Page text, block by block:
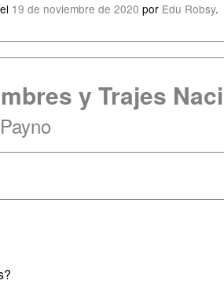
19 de noviembre de 2020 por Edu Robsy.
y Trajes